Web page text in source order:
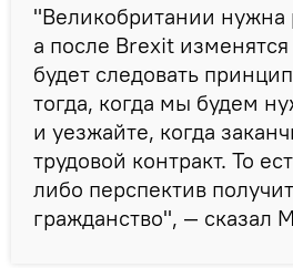
"Великобритании нужна
а после Brexit
будет следовать
тогда, когда мы будем
и уезжайте, когда
трудовой контракт. То
либо перспектив
гражданство", — сказал